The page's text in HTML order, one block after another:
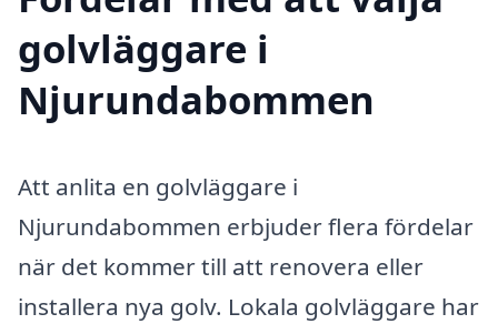
golvläggare i
Njurundabommen
Att anlita en golvläggare i
Njurundabommen erbjuder flera fördelar
när det kommer till att renovera eller
installera nya golv. Lokala golvläggare har